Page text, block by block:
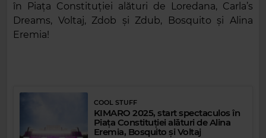
în Piața Constituției alături de Loredana, Carla’s
Dreams, Voltaj, Zdob și Zdub, Bosquito și Alina
Eremia!
COOL STUFF
KIMARO 2025, start spectaculos în
Piața Constituției alături de Alina
Eremia, Bosquito și Voltaj